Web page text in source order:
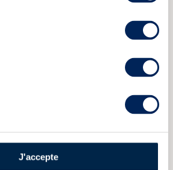
J'accepte
Saint James 2008 Of. bottled 2017 Velier
Saint James Of. Royal Ambre (70cl.)
DU DOMAINE & DE LA CUVÉE